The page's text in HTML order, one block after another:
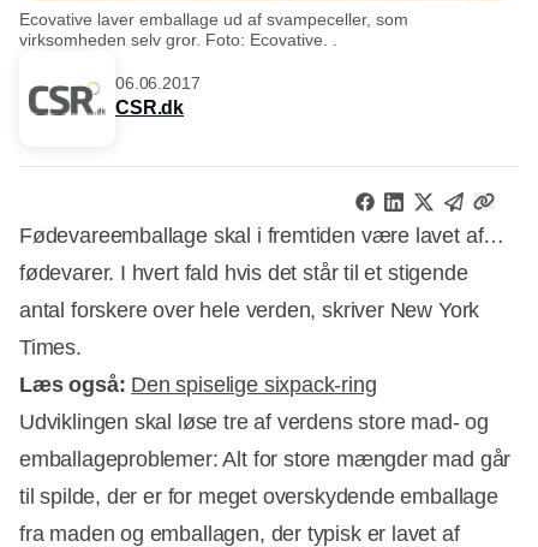
Ecovative laver emballage ud af svampeceller, som
virksomheden selv gror. Foto: Ecovative. .
06.06.2017
CSR.dk
Fødevareemballage skal i fremtiden være lavet af…
fødevarer. I hvert fald hvis det står til et stigende
antal forskere over hele verden, skriver New York
Times.
Læs også: Den spiselige sixpack-ring
Udviklingen skal løse tre af verdens store mad- og
emballageproblemer: Alt for store mængder mad går
til spilde, der er for meget overskydende emballage
fra maden og emballagen, der typisk er lavet af